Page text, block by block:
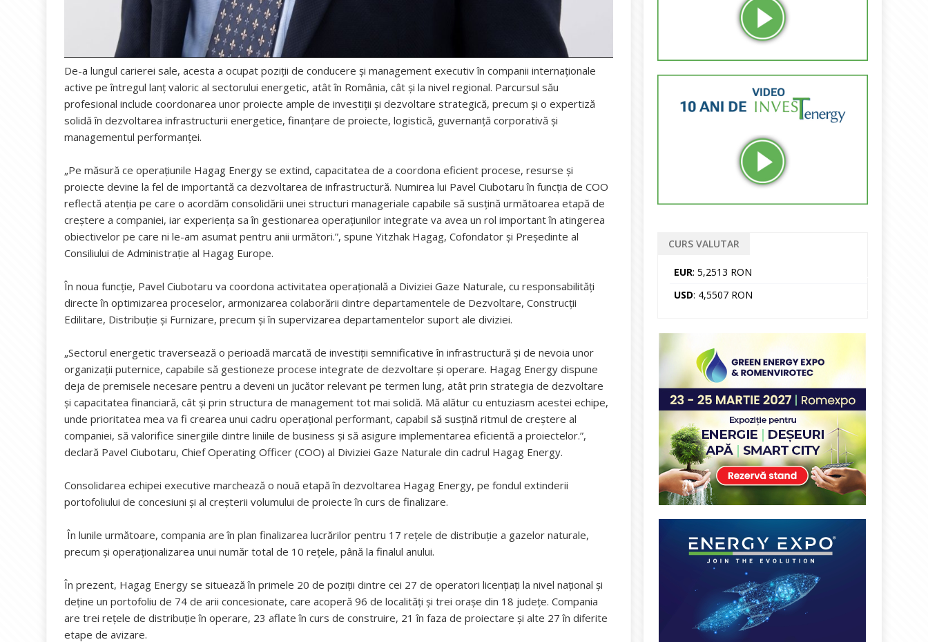
De-a lungul carierei sale, acesta a ocupat poziții de conducere și management executiv în companii internaționale
active pe întregul lanț valoric al sectorului energetic, atât în România, cât și la nivel regional. Parcursul său
profesional include coordonarea unor proiecte ample de investiții și dezvoltare strategică, precum și o expertiză
solidă în dezvoltarea infrastructurii energetice, finanțare de proiecte, logistică, guvernanță corporativă și
managementul performanței.
„Pe măsură ce operațiunile Hagag Energy se extind, capacitatea de a coordona eficient procese, resurse și
proiecte devine la fel de importantă ca dezvoltarea de infrastructură. Numirea lui Pavel Ciubotaru în funcția de COO
reflectă atenția pe care o acordăm consolidării unei structuri manageriale capabile să susțină următoarea etapă de
creștere a companiei, iar experiența sa în gestionarea operațiunilor integrate va avea un rol important în atingerea
obiectivelor pe care ni le-am asumat pentru anii următori.”, spune Yitzhak Hagag, Cofondator și Președinte al
Consiliului de Administrație al Hagag Europe.
În noua funcție, Pavel Ciubotaru va coordona activitatea operațională a Diviziei Gaze Naturale, cu responsabilități
directe în optimizarea proceselor, armonizarea colaborării dintre departamentele de Dezvoltare, Construcții
Edilitare, Distribuție și Furnizare, precum și în supervizarea departamentelor suport ale diviziei.
„Sectorul energetic traversează o perioadă marcată de investiții semnificative în infrastructură și de nevoia unor
organizații puternice, capabile să gestioneze procese integrate de dezvoltare și operare. Hagag Energy dispune
deja de premisele necesare pentru a deveni un jucător relevant pe termen lung, atât prin strategia de dezvoltare
și capacitatea financiară, cât și prin structura de management tot mai solidă. Mă alătur cu entuziasm acestei echipe,
unde prioritatea mea va fi crearea unui cadru operațional performant, capabil să susțină ritmul de creștere al
companiei, să valorifice sinergiile dintre liniile de business și să asigure implementarea eficientă a proiectelor.”,
declară Pavel Ciubotaru, Chief Operating Officer (COO) al Diviziei Gaze Naturale din cadrul Hagag Energy.
Consolidarea echipei executive marchează o nouă etapă în dezvoltarea Hagag Energy, pe fondul extinderii
portofoliului de concesiuni și al creșterii volumului de proiecte în curs de finalizare.
În lunile următoare, compania are în plan finalizarea lucrărilor pentru 17 rețele de distribuție a gazelor naturale,
precum și operaționalizarea unui număr total de 10 rețele, până la finalul anului.
În prezent, Hagag Energy se situează în primele 20 de poziții dintre cei 27 de operatori licențiați la nivel național și
deține un portofoliu de 74 de arii concesionate, care acoperă 96 de localități și trei orașe din 18 județe. Compania
are trei rețele de distribuție în operare, 23 aflate în curs de construire, 21 în faza de proiectare și alte 27 în diferite
etape de avizare.
CURS VALUTAR
EUR: 5,2513 RON
USD: 4,5507 RON